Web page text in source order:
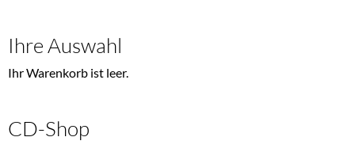
Ihre Auswahl
Ihr Warenkorb ist leer.
CD-Shop